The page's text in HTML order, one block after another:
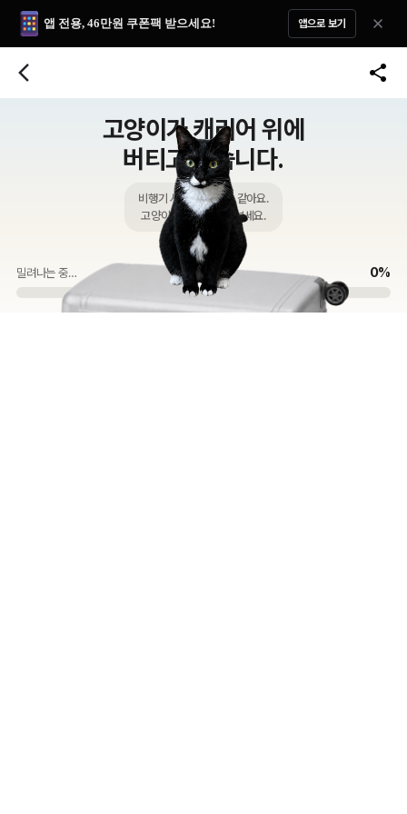
앱 전용, 46만원 쿠폰팩 받으세요! 앱으로 보기
고양이가 캐리어 위에
버티고 있습니다.
비행기 시간에 늦을 것 같아요.
고양이를 밀어서 치워보세요.
밀려나는 중… 0%